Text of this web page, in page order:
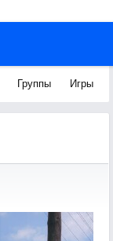
Группы Игры